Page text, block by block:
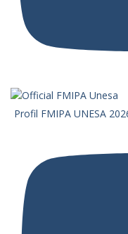
Profil FMIPA UNESA